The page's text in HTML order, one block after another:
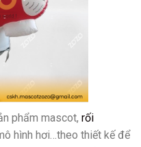
phẩm mascot, rối
hình hơi…theo thiết kế để